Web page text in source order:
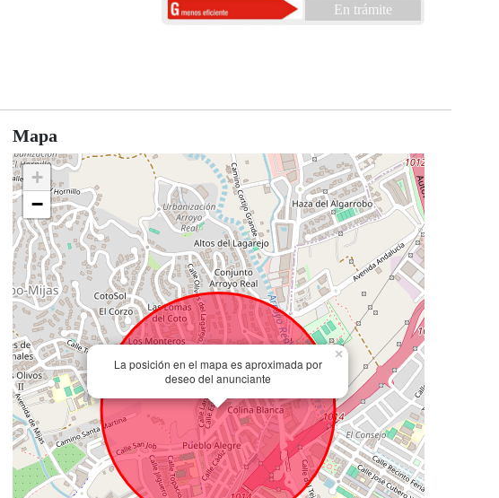
En trámite
Mapa
La posición en el mapa es aproximada por
deseo del anunciante
×
+
−